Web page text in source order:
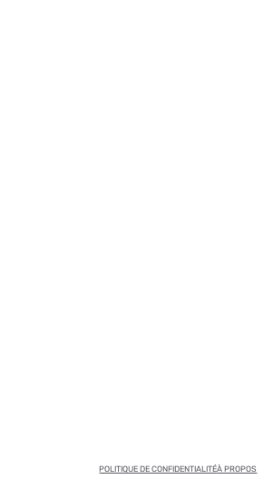
POLITIQUE DE CONFIDENTIALITÉÀ PROPOS